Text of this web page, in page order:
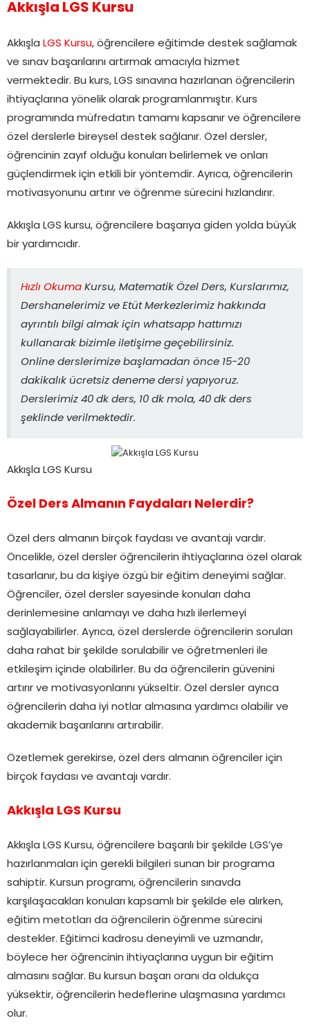
Akkışla LGS Kursu
Akkışla LGS Kursu, öğrencilere eğitimde destek sağlamak
ve sınav başarılarını artırmak amacıyla hizmet
vermektedir. Bu kurs, LGS sınavına hazırlanan öğrencilerin
ihtiyaçlarına yönelik olarak programlanmıştır. Kurs
programında müfredatın tamamı kapsanır ve öğrencilere
özel derslerle bireysel destek sağlanır. Özel dersler,
öğrencinin zayıf olduğu konuları belirlemek ve onları
güçlendirmek için etkili bir yöntemdir. Ayrıca, öğrencilerin
motivasyonunu artırır ve öğrenme sürecini hızlandırır.
Akkışla LGS kursu, öğrencilere başarıya giden yolda büyük
bir yardımcıdır.
Hızlı Okuma Kursu, Matematik Özel Ders, Kurslarımız,
Dershanelerimiz ve Etüt Merkezlerimiz hakkında
ayrıntılı bilgi almak için whatsapp hattımızı
kullanarak bizimle iletişime geçebilirsiniz.
Online derslerimize başlamadan önce 15-20
dakikalık ücretsiz deneme dersi yapıyoruz.
Derslerimiz 40 dk ders, 10 dk mola, 40 dk ders
şeklinde verilmektedir.
Akkışla LGS Kursu
Özel Ders Almanın Faydaları Nelerdir?
Özel ders almanın birçok faydası ve avantajı vardır.
Öncelikle, özel dersler öğrencilerin ihtiyaçlarına özel olarak
tasarlanır, bu da kişiye özgü bir eğitim deneyimi sağlar.
Öğrenciler, özel dersler sayesinde konuları daha
derinlemesine anlamayı ve daha hızlı ilerlemeyi
sağlayabilirler. Ayrıca, özel derslerde öğrencilerin soruları
daha rahat bir şekilde sorulabilir ve öğretmenleri ile
etkileşim içinde olabilirler. Bu da öğrencilerin güvenini
artırır ve motivasyonlarını yükseltir. Özel dersler ayrıca
öğrencilerin daha iyi notlar almasına yardımcı olabilir ve
akademik başarılarını artırabilir.
Özetlemek gerekirse, özel ders almanın öğrenciler için
birçok faydası ve avantajı vardır.
Akkışla LGS Kursu
Akkışla LGS Kursu, öğrencilere başarılı bir şekilde LGS’ye
hazırlanmaları için gerekli bilgileri sunan bir programa
sahiptir. Kursun programı, öğrencilerin sınavda
karşılaşacakları konuları kapsamlı bir şekilde ele alırken,
eğitim metotları da öğrencilerin öğrenme sürecini
destekler. Eğitimci kadrosu deneyimli ve uzmandır,
böylece her öğrencinin ihtiyaçlarına uygun bir eğitim
almasını sağlar. Bu kursun başarı oranı da oldukça
yüksektir, öğrencilerin hedeflerine ulaşmasına yardımcı
olur.